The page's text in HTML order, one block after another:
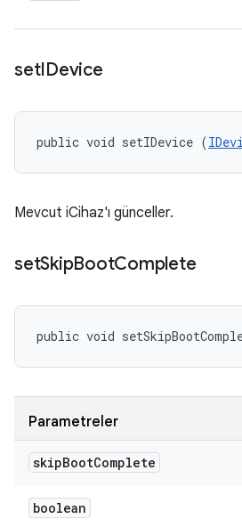
setIDevice
public void setIDevice (
Mevcut iCihaz'ı günceller.
setSkipBootComplete
public void
Parametreler
skipBootComplete
boolean